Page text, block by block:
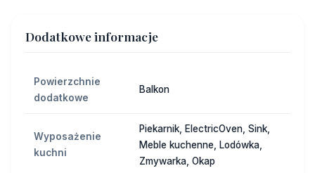
Dodatkowe informacje
Powierzchnie
dodatkowe
Balkon
Wyposażenie
kuchni
Piekarnik, ElectricOven, Sink,
Meble kuchenne, Lodówka,
Zmywarka, Okap